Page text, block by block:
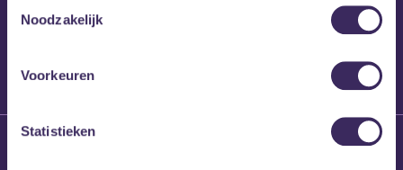
Noodzakelijk
Voorkeuren
Statistieken